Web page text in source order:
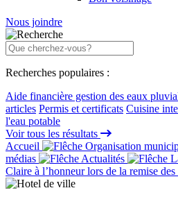
Nous joindre
Recherches populaires :
Aide financière gestion des eaux
articles Permis et certificats Cuisine
l'eau potable
Voir tous les résultats
Accueil
Organisation
médias
Actualités
Claire à l’honneur lors de la remise